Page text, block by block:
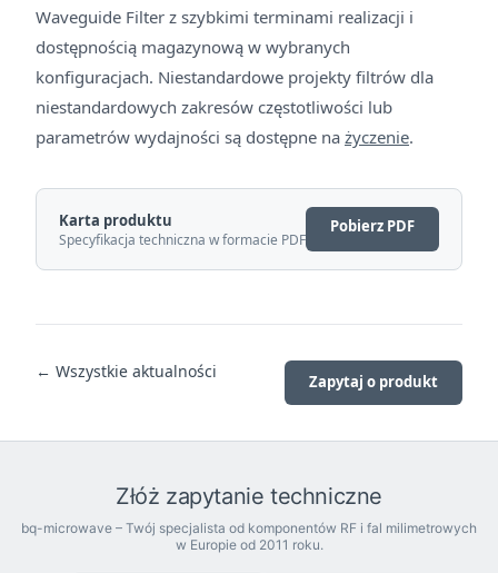
Waveguide Filter z szybkimi terminami realizacji i
dostępnością magazynową w wybranych
konfiguracjach. Niestandardowe projekty filtrów dla
niestandardowych zakresów częstotliwości lub
parametrów wydajności są dostępne na życzenie.
Karta produktu
Specyfikacja techniczna w formacie PDF
Pobierz PDF
← Wszystkie aktualności Zapytaj o produkt
Złóż zapytanie techniczne
bq-microwave – Twój specjalista od komponentów RF i fal milimetrowych
w Europie od 2011 roku.